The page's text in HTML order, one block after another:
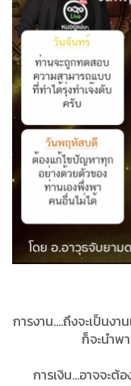
การงาน....ถึงจะเป็นง
ก็จะนำพ
การเงิน...อาจจะ